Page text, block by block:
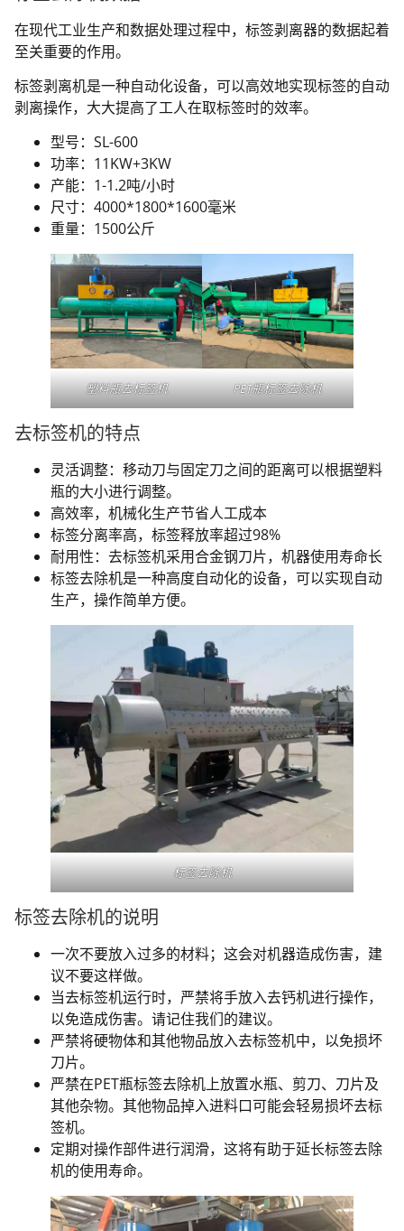
在现代工业生产和数据处理过程中，标签剥离器的数据起着
至关重要的作用。
标签剥离机是一种自动化设备，可以高效地实现标签的自动
剥离操作，大大提高了工人在取标签时的效率。
型号：SL-600
功率：11KW+3KW
产能：1-1.2吨/小时
尺寸：4000*1800*1600毫米
重量：1500公斤
塑料瓶去标签机 PET瓶标签去除机
去标签机的特点
灵活调整：移动刀与固定刀之间的距离可以根据塑料
瓶的大小进行调整。
高效率，机械化生产节省人工成本
标签分离率高，标签释放率超过98%
耐用性：去标签机采用合金钢刀片，机器使用寿命长
标签去除机是一种高度自动化的设备，可以实现自动
生产，操作简单方便。
标签去除机
标签去除机的说明
一次不要放入过多的材料；这会对机器造成伤害，建
议不要这样做。
当去标签机运行时，严禁将手放入去钙机进行操作，
以免造成伤害。请记住我们的建议。
严禁将硬物体和其他物品放入去标签机中，以免损坏
刀片。
严禁在PET瓶标签去除机上放置水瓶、剪刀、刀片及
其他杂物。其他物品掉入进料口可能会轻易损坏去标
签机。
定期对操作部件进行润滑，这将有助于延长标签去除
机的使用寿命。